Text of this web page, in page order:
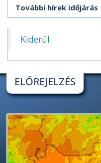
További hírek időjárás
Kiderül
ELŐREJELZÉS